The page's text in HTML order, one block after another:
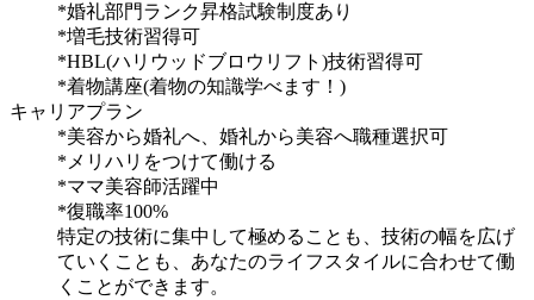
*婚礼部門ランク昇格試験制度あり
*増毛技術習得可
*HBL(ハリウッドブロウリフト)技術習得可
*着物講座(着物の知識学べます！)
キャリアプラン
*美容から婚礼へ、婚礼から美容へ職種選択可
*メリハリをつけて働ける
*ママ美容師活躍中
*復職率100%
特定の技術に集中して極めることも、技術の幅を広げ
ていくことも、あなたのライフスタイルに合わせて働
くことができます。